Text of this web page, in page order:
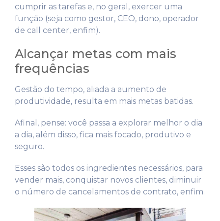
cumprir as tarefas e, no geral, exercer uma
função (seja como gestor, CEO, dono, operador
de call center, enfim).
Alcançar metas com mais
frequências
Gestão do tempo, aliada a aumento de
produtividade, resulta em mais metas batidas.
Afinal, pense: você passa a explorar melhor o dia
a dia, além disso, fica mais focado, produtivo e
seguro.
Esses são todos os ingredientes necessários, para
vender mais, conquistar novos clientes, diminuir
o número de cancelamentos de contrato, enfim.